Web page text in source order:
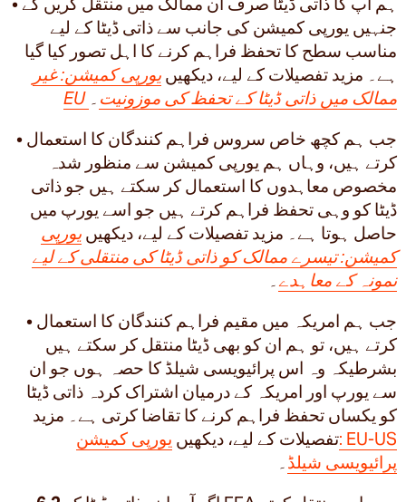
جنہیں یورپی کمیشن کی جانب سے ذاتی ڈیٹا کے لیے
مناسب سطح کا تحفظ فراہم کرنے کا اہل تصور کیا گیا
ہے۔ مزید تفصیلات کے لیے، دیکھیں یورپی کمیشن: غیر
EU ممالک میں ذاتی ڈیٹا کے تحفظ کی موزونیت ۔
• جب ہم کچھ خاص سروس فراہم کنندگان کا استعمال
کرتے ہیں، وہاں ہم یورپی کمیشن سے منظور شدہ
مخصوص معاہدوں کا استعمال کر سکتے ہیں جو ذاتی
ڈیٹا کو وہی تحفظ فراہم کرتے ہیں جو اسے یورپ میں
حاصل ہوتا ہے۔ مزید تفصیلات کے لیے، دیکھیں یورپی
کمیشن: تیسرے ممالک کو ذاتی ڈیٹا کی منتقلی کے لیے
نمونہ کے معاہدے۔
• جب ہم امریکہ میں مقیم فراہم کنندگان کا استعمال
کرتے ہیں، تو ہم ان کو بھی ڈیٹا منتقل کر سکتے ہیں
بشرطیکہ وہ اس پرائیویسی شیلڈ کا حصہ ہوں جو ان
سے یورپ اور امریکہ کے درمیان اشتراک کردہ ذاتی ڈیٹا
کو یکساں تحفظ فراہم کرنے کا تقاضا کرتی ہے۔ مزید
تفصیلات کے لیے، دیکھیں یورپی کمیشن: EU-US
پرائیویسی شیلڈ۔